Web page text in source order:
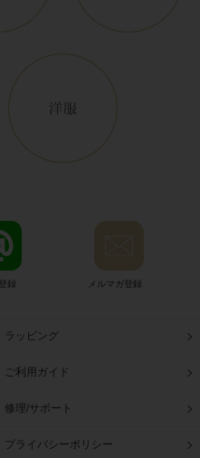
録 メルマガ登録
ラッピング
ご利用ガイド
修理/サポート
プライバシーポリシー